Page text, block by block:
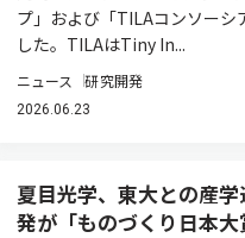
プ」および「TILAコンソーシ
した。TILAはTiny In...
ニュース 研究開発
2026.06.23
夏目光学、東大との産
発が「ものづくり日本